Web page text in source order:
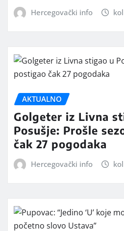
Hercegovački info
AKTUALNO
Golgeter iz Livna
Posušje: Prošle
čak 27 pogodaka
Hercegovački info